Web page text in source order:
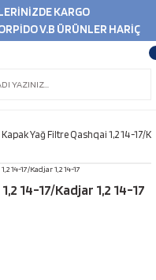
KARGO
V.B ÜRÜNLER HARİÇ
Yağ Filtre Qashqai 1,2 14-17/
14-17/Kadjar 1,2 14-17